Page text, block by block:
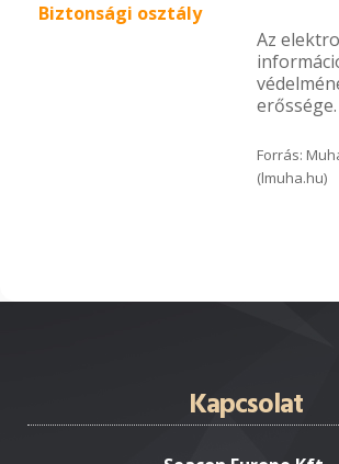
Biztonsági osztály
Az
erőssége.
Forrás:
(lmuha.hu)
Kapcsolat